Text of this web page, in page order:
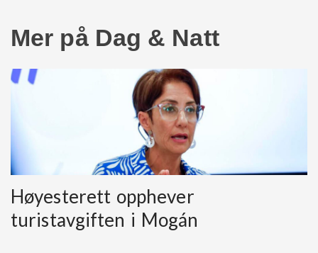
Mer på Dag & Natt
Høyesterett opphever
turistavgiften i Mogán